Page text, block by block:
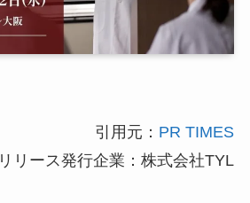
引用元： PR TIMES
リリース発行企業：株式会社TYL